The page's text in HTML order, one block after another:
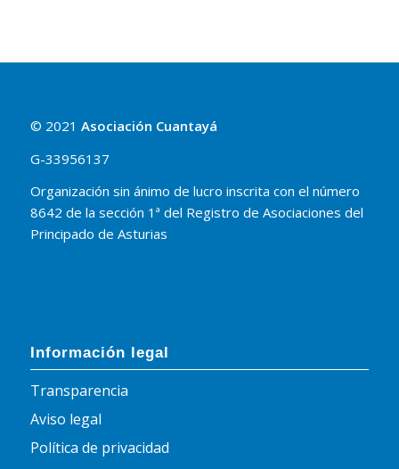
© 2021 Asociación Cuantayá
G-33956137
Organización sin ánimo de lucro inscrita con el número
8642 de la sección 1ª del Registro de Asociaciones del
Principado de Asturias
Información legal
Transparencia
Aviso legal
Política de privacidad